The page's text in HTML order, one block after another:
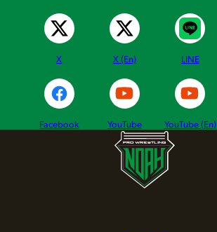
X X (En) LINE
Facebook YouTube YouTube (En)